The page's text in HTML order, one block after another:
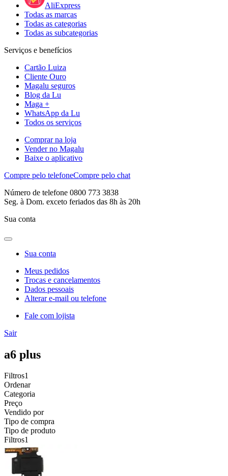
AliExpress
Todas as marcas
Todas as categorias
Todas as subcategorias
Serviços e benefícios
Cartão Luiza
Cliente Ouro
Magalu seguros
Blog da Lu
Maga +
WhatsApp da Lu
Todos os serviços
Comprar na loja
Vender no Magalu
Baixe o aplicativo
Compre pelo telefoneCompre pelo chat
Número de telefone 0800 773 3838
Seg. à Dom. exceto feriados das 8h às 20h
Sua conta
Sua conta
Meus pedidos
Trocas e cancelamentos
Dados pessoais
Alterar e-mail ou telefone
Fale com lojista
Sair
a6 plus
Filtros1
Ordenar
Categoria
Preço
Vendido por
Tipo de compra
Tipo de produto
Filtros1